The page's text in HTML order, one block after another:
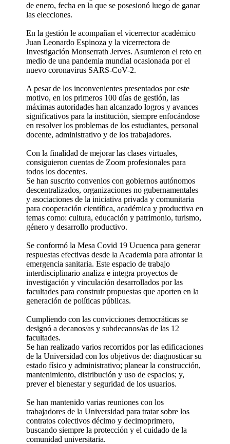
de enero, fecha en la que se posesionó luego de ganar
las elecciones.
En la gestión le acompañan el vicerrector académico
Juan Leonardo Espinoza y la vicerrectora de
Investigación Monserrath Jerves. Asumieron el reto en
medio de una pandemia mundial ocasionada por el
nuevo coronavirus SARS-CoV-2.
A pesar de los inconvenientes presentados por este
motivo, en los primeros 100 días de gestión, las
máximas autoridades han alcanzado logros y avances
significativos para la institución, siempre enfocándose
en resolver los problemas de los estudiantes, personal
docente, administrativo y de los trabajadores.
Con la finalidad de mejorar las clases virtuales,
consiguieron cuentas de Zoom profesionales para
todos los docentes.
Se han suscrito convenios con gobiernos autónomos
descentralizados, organizaciones no gubernamentales
y asociaciones de la iniciativa privada y comunitaria
para cooperación científica, académica y productiva en
temas como: cultura, educación y patrimonio, turismo,
género y desarrollo productivo.
Se conformó la Mesa Covid 19 Ucuenca para generar
respuestas efectivas desde la Academia para afrontar la
emergencia sanitaria. Este espacio de trabajo
interdisciplinario analiza e integra proyectos de
investigación y vinculación desarrollados por las
facultades para construir propuestas que aporten en la
generación de políticas públicas.
Cumpliendo con las convicciones democráticas se
designó a decanos/as y subdecanos/as de las 12
facultades.
Se han realizado varios recorridos por las edificaciones
de la Universidad con los objetivos de: diagnosticar su
estado físico y administrativo; planear la construcción,
mantenimiento, distribución y uso de espacios; y,
prever el bienestar y seguridad de los usuarios.
Se han mantenido varias reuniones con los
trabajadores de la Universidad para tratar sobre los
contratos colectivos décimo y decimoprimero,
buscando siempre la protección y el cuidado de la
comunidad universitaria.